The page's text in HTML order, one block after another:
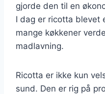
gjorde den til en
I dag er ricotta blevet
mange køkkener
madlavning.
Ricotta er ikke kun
sund. Den er rig på